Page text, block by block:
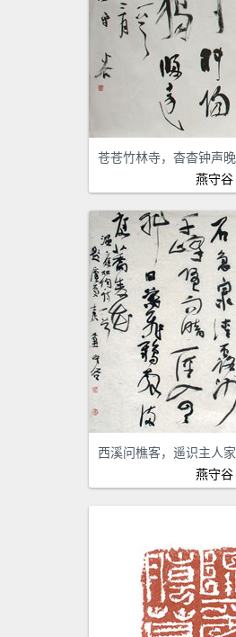
苍苍竹林寺，杳杳钟声晚
燕守谷
西溪问樵客，遥识主人家
燕守谷